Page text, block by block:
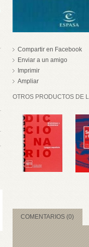
Compartir en Facebook
Enviar a un amigo
Imprimir
Ampliar
OTROS PRODUCTOS DE
COMENTARIOS (0)